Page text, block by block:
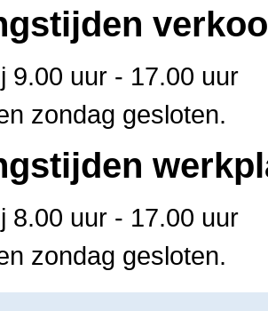
9.00 uur - 17.00 uur
zondag gesloten.
8.00 uur - 17.00 uur
zondag gesloten.